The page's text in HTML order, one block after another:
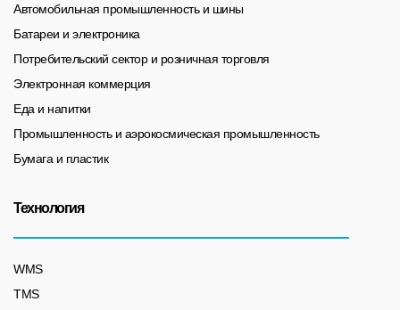
Автомобильная промышленность и шины
Батареи и электроника
Потребительский сектор и розничная торговля
Электронная коммерция
Еда и напитки
Промышленность и аэрокосмическая промышленность
Бумага и пластик
Технология
WMS
TMS